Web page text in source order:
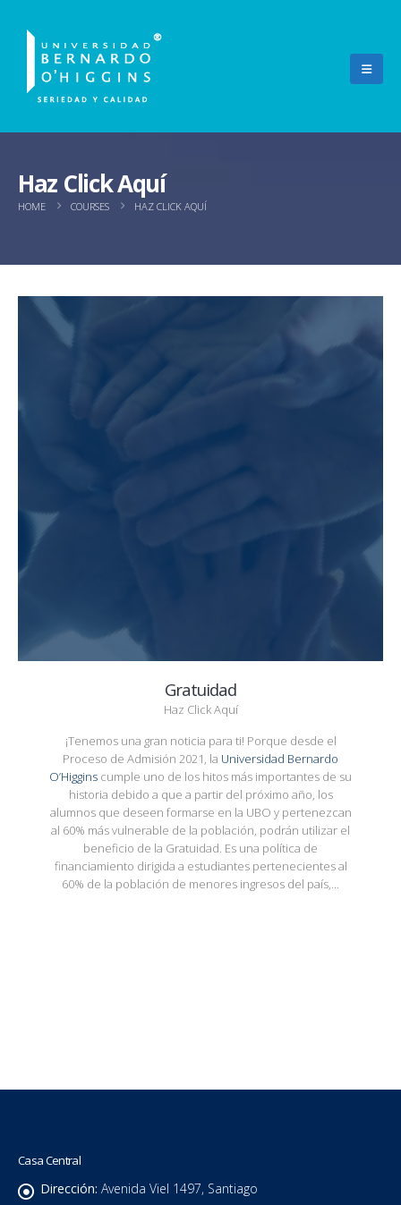
Haz Click Aquí
HOME COURSES HAZ CLICK AQUÍ
Gratuidad
Haz Click Aquí
¡Tenemos una gran noticia para ti! Porque desde el
Proceso de Admisión 2021, la Universidad Bernardo
O’Higgins cumple uno de los hitos más importantes de su
historia debido a que a partir del próximo año, los
alumnos que deseen formarse en la UBO y pertenezcan
al 60% más vulnerable de la población, podrán utilizar el
beneficio de la Gratuidad. Es una política de
financiamiento dirigida a estudiantes pertenecientes al
60% de la población de menores ingresos del país,...
Casa Central
Dirección: Avenida Viel 1497, Santiago